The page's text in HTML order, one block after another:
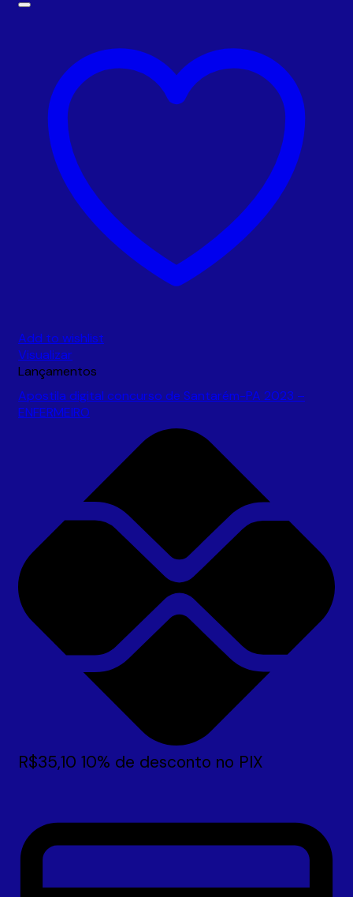
Add to wishlist
Visualizar
Lançamentos
Apostila digital concurso de Santarém-PA 2023 –
ENFERMEIRO
R$35,10 10% de desconto no PIX